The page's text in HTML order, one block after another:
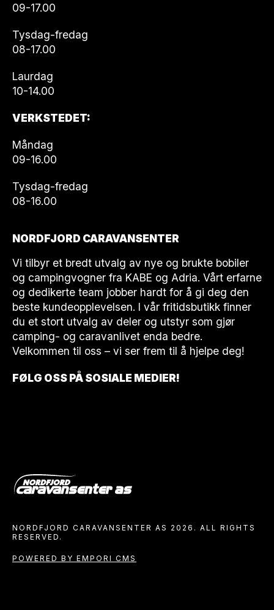
09-17.00
Tysdag-fredag
08-17.00
Laurdag
10-14.00
VERKSTEDET:
Måndag
09-16.00
Tysdag-fredag
08-16.00
NORDFJORD CARAVANSENTER
Vi tilbyr et bredt utvalg av nye og brukte bobiler
og campingvogner fra KABE og Adria. Vårt erfarne
og dedikerte team jobber hardt for å gi deg den
beste kundeopplevelsen. I vår fritidsbutikk finner
du et stort utvalg av deler og utstyr som gjør
camping- og caravanlivet enda bedre.
Velkommen til oss – vi ser frem til å hjelpe deg!
FØLG OSS PÅ SOSIALE MEDIER!
NORDFJORD CARAVANSENTER AS 2026. ALL RIGHTS
RESERVED.
POWERED BY EMPORI CMS